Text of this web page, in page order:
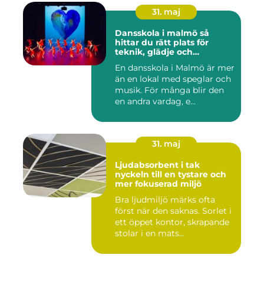
31. maj
Dansskola i malmö så
hittar du rätt plats för
teknik, glädje och
En dansskola i Malmö är mer
än en lokal med speglar och
musik. För många blir den
en andra vardag, e...
31. maj
Ljudabsorbent i tak
nyckeln till en tystare och
mer fokuserad miljö
Bra ljudmiljö märks ofta
först när den saknas. Sorlet i
ett öppet kontor, skrapande
stolar i en mats...